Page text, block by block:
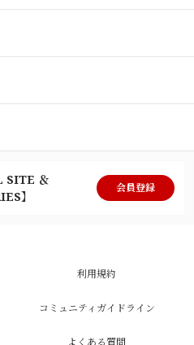
SITE ＆
】
会員登録
利用規約
コミュニティガイドライン